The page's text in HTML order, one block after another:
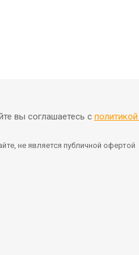
вы соглашаетесь с
не является публичной офертой